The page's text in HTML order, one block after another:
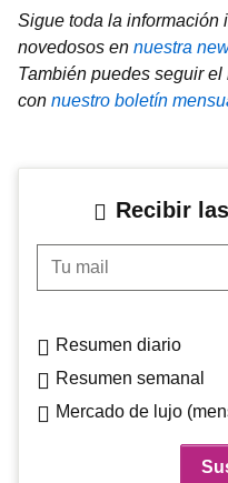
Sigue toda la información
novedosos en nuestra
También puedes seguir
con nuestro boletín
Recibir
Tu mail
Resumen diario
Resumen semanal
Mercado de lujo